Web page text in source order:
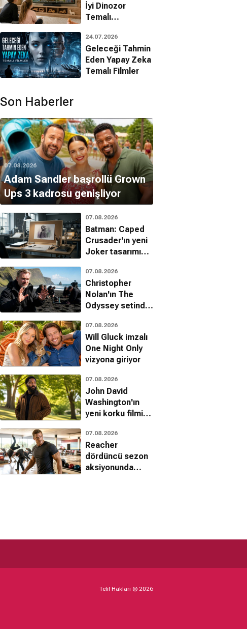
İyi Dinozor
Temalı
Filmleri
24.07.2026
Geleceği Tahmin
Eden Yapay Zeka
Temalı Filmler
Son Haberler
07.08.2026
Adam Sandler başrollü Grown
Ups 3 kadrosu genişliyor
07.08.2026
Batman: Caped
Crusader'ın yeni
Joker tasarımı
07.08.2026
Christopher
Nolan'ın The
Odyssey setinde
canlı kuma
gömüldü
07.08.2026
Will Gluck imzalı
One Night Only
vizyona giriyor
07.08.2026
John David
Washington'ın
yeni korku filmi
atıldı
07.08.2026
Reacher
dördüncü sezon
aksiyonunda
Telif Hakları © 2026